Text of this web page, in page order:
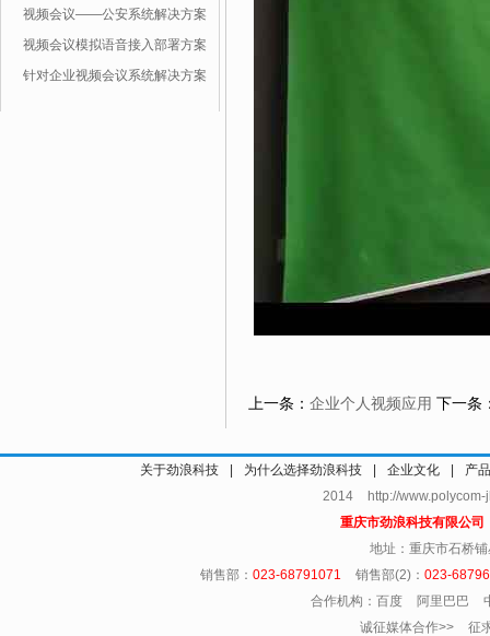
视频会议——公安系统解决方案
视频会议模拟语音接入部署方案
针对企业视频会议系统解决方案
上一条： 企业个人视频应用 下一条
关于劲浪科技 为什么选择劲浪科技 企业文化
产
2014 http://
重庆市劲浪科技有限公
地址：重庆市石桥
销售部： 023-68791071 销售部(2)： 023-
合作机构：百度 阿里巴巴
诚征媒体合作>> 征